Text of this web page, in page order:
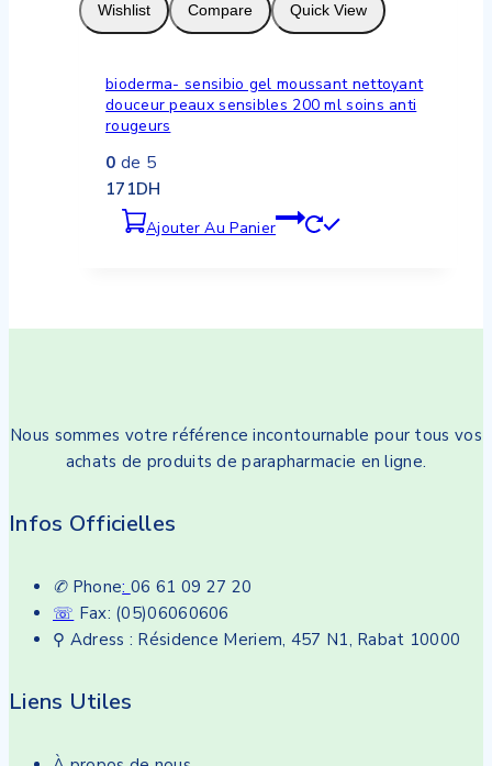
Wishlist Compare Quick View
bioderma- sensibio gel moussant nettoyant
douceur peaux sensibles 200 ml soins anti
rougeurs
0 de 5
171DH
Ajouter Au Panier
Nous sommes votre référence incontournable pour tous vos
achats de produits de parapharmacie en ligne.
Infos Officielles
✆Phone: 06 61 09 27 20
☏ Fax: (05)06060606
⚲ Adress : Résidence Meriem, 457 N1, Rabat 10000
Liens Utiles